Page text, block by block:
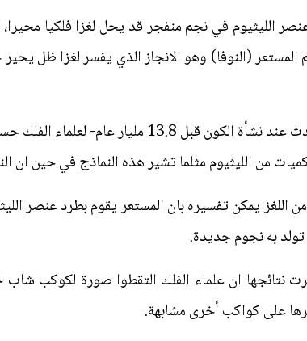
الليثيوم في نجم منفجر قد يحل لغزا فلكيا
(النوفا) وهو الانجاز الذي يفسر لغزا ظل يحير
وتتيح نماذج الانفجار العظيم -الذي حدث عند
من الليثيوم مثلما تشير هذه النماذج في حين ان
اللغز يمكن تفسيره بان المستعر يقوم بطرد عنصر
تولد به نجوم جديدة.
ان علماء الفلك التقطوا صورة لكوكب شاب
على كواكب أخرى مشابهة.